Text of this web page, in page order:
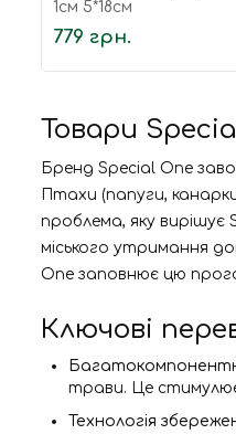
1см 5*18см
779 грн.
Товари
Бренд Special One
Птахи (папуги,
проблема, яку вирішує
міського утримання
One заповнює цю
Ключові
трави. Це стимулює
Технологія